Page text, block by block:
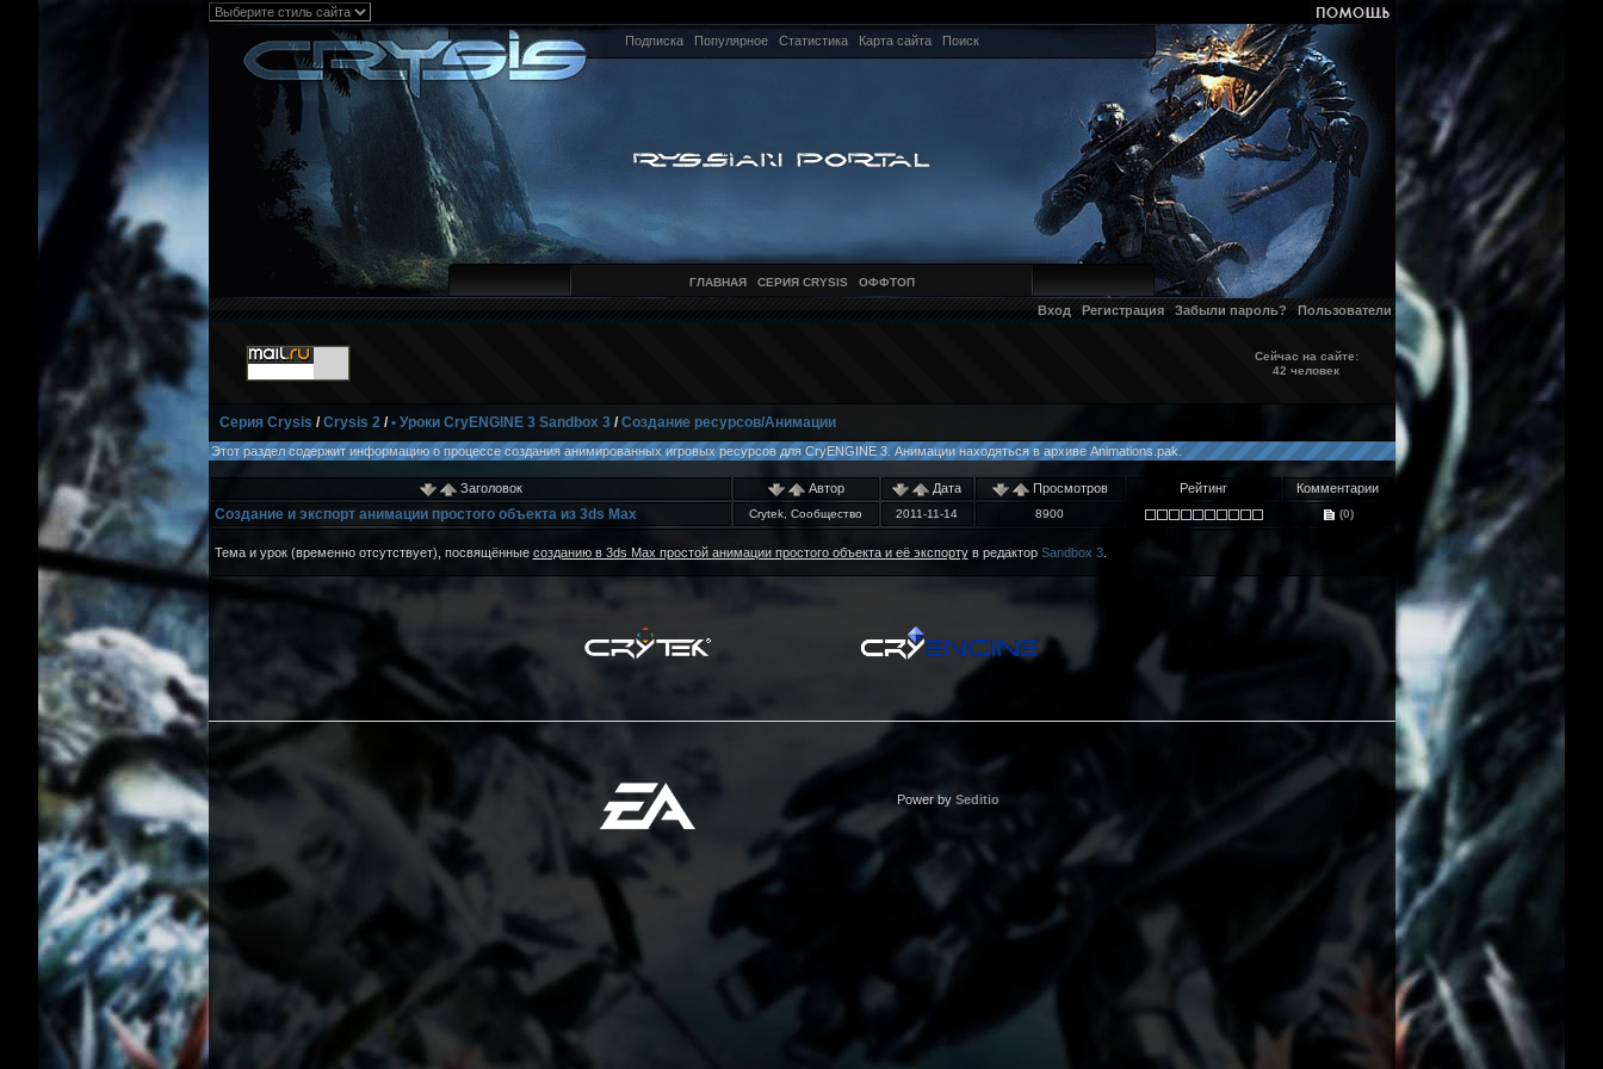
Подписка Популярное Статистика Карта сайта Поиск
ГЛАВНАЯ СЕРИЯ CRYSIS ОФФТОП
Вход Регистрация Забыли пароль? Пользователи
Сейчас на сайте:
42 человек
Серия Crysis /Crysis 2/• Уроки CryENGINE 3 Sandbox 3 /Создание ресурсов/Анимации
Этот раздел содержит информацию о процессе создания анимированных игровых ресурсов для CryENGINE 3. Анимации находяться в архиве Animations.pak.
Заголовок Автор Дата Просмотров Рейтинг Комментарии
Создание и экспорт анимации простого объекта из 3ds Max Crytek, Сообщество 2011-11-14 8900 (0)
Тема и урок (временно отсутствует), посвящённые созданию в 3ds Max простой анимации простого объекта и её экспортув редактор Sandbox 3.
Power by Seditio